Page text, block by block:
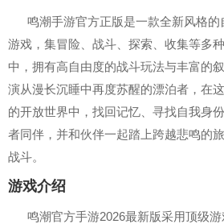
鸣潮手游官方正版是一款全新风格
游戏，集冒险、战斗、探索、收集等多
中，拥有高自由度的战斗玩法与丰富的
演从漫长沉睡中再度苏醒的漂泊者，在
的开放世界中，找回记忆、寻找自我身
者同伴，并和伙伴一起踏上跨越悲鸣的
战斗。
游戏介绍
鸣潮官方手游2026最新版采用顶级